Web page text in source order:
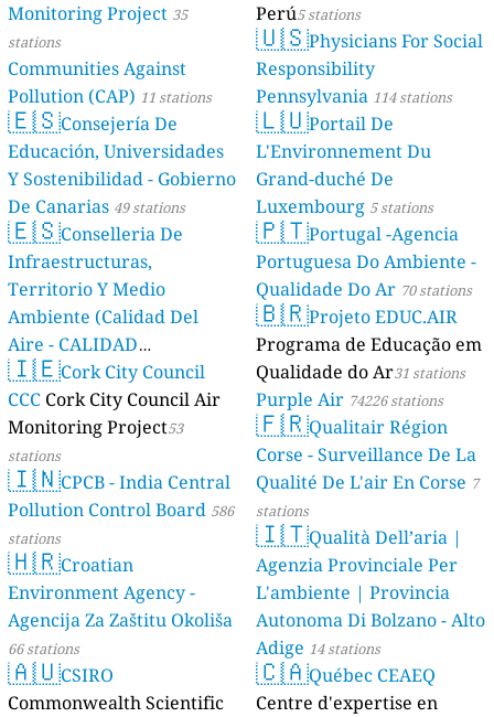
Monitoring Project 35
stations
Communities Against
Pollution (CAP) 11 stations
🇪🇸Consejería De
Educación, Universidades
Y Sostenibilidad - Gobierno
De Canarias 49 stations
🇪🇸Conselleria De
Infraestructuras,
Territorio Y Medio
Ambiente (Calidad Del
Aire - CALIDAD
AMBIENTAL) 23 stations
🇮🇪Cork City Council
CCC Cork City Council Air
Monitoring Project53
stations
🇮🇳CPCB - India Central
Pollution Control Board 586
stations
🇭🇷Croatian
Environment Agency -
Agencija Za Zaštitu Okoliša
66 stations
🇦🇺CSIRO
Commonwealth Scientific
Perú5 stations
🇺🇸Physicians For Social
Responsibility
Pennsylvania 114 stations
🇱🇺Portail De
L'Environnement Du
Grand-duché De
Luxembourg 5 stations
🇵🇹Portugal -Agencia
Portuguesa Do Ambiente -
Qualidade Do Ar 70 stations
🇧🇷Projeto EDUC.AIR
Programa de Educação em
Qualidade do Ar31 stations
Purple Air 74226 stations
🇫🇷Qualitair Région
Corse - Surveillance De La
Qualité De L'air En Corse 7
stations
🇮🇹Qualità Dell’aria |
Agenzia Provinciale Per
L'ambiente | Provincia
Autonoma Di Bolzano - Alto
Adige 14 stations
🇨🇦Québec CEAEQ
Centre d'expertise en